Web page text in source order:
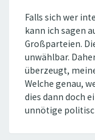
Falls sich wer
kann ich sagen
Großparteien.
unwählbar.
überzeugt,
Welche genau,
dies dann doch
unnötige